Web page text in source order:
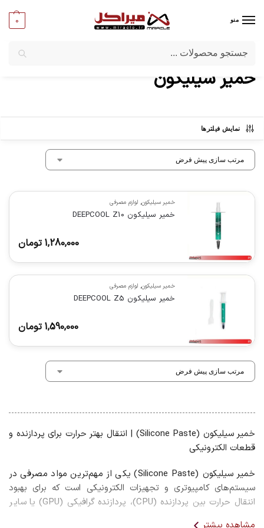
منو 0
میراکل/کامپیوتر/لوازم مصرفی
خمیر سیلیکون
نمایش فیلترها
خمیر سیلیکون, لوازم مصرفی
خمیر سیلیکون DEEPCOOL Z10
1,280,000 تومان
خمیر سیلیکون, لوازم مصرفی
خمیر سیلیکون DEEPCOOL Z5
1,590,000 تومان
خمیر سیلیکون (Silicone Paste) | انتقال بهتر حرارت برای پردازنده و
قطعات الکترونیکی
خمیر سیلیکون (Silicone Paste) یکی از مهم‌ترین مواد مصرفی در
سیستم‌های کامپیوتری و تجهیزات الکترونیکی است که برای بهبود
انتقال حرارت بین پردازنده (CPU)، پردازنده گرافیکی (GPU) یا سایر